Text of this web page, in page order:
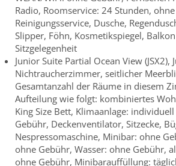
Radio, Roomservice: 24 Stunden,
Reinigungsservice, Dusche,
Slipper, Föhn, Kosmetikspiegel,
Sitzgelegenheit
Junior Suite Partial Ocean View (JSX2),
Nichtraucherzimmer, seitlicher
Gesamtanzahl der Räume in diesem
Aufteilung wie folgt: kombiniertes
King Size Bett, Klimaanlage:
Gebühr, Deckenventilator, Sitzecke,
Nespressomaschine, Minibar: ohne
ohne Gebühr, Wasser: ohne Gebühr,
ohne Gebühr, Minibarauffüllung: